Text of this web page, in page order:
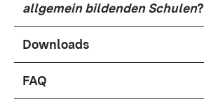
allgemein bildenden Schulen?
Downloads
FAQ